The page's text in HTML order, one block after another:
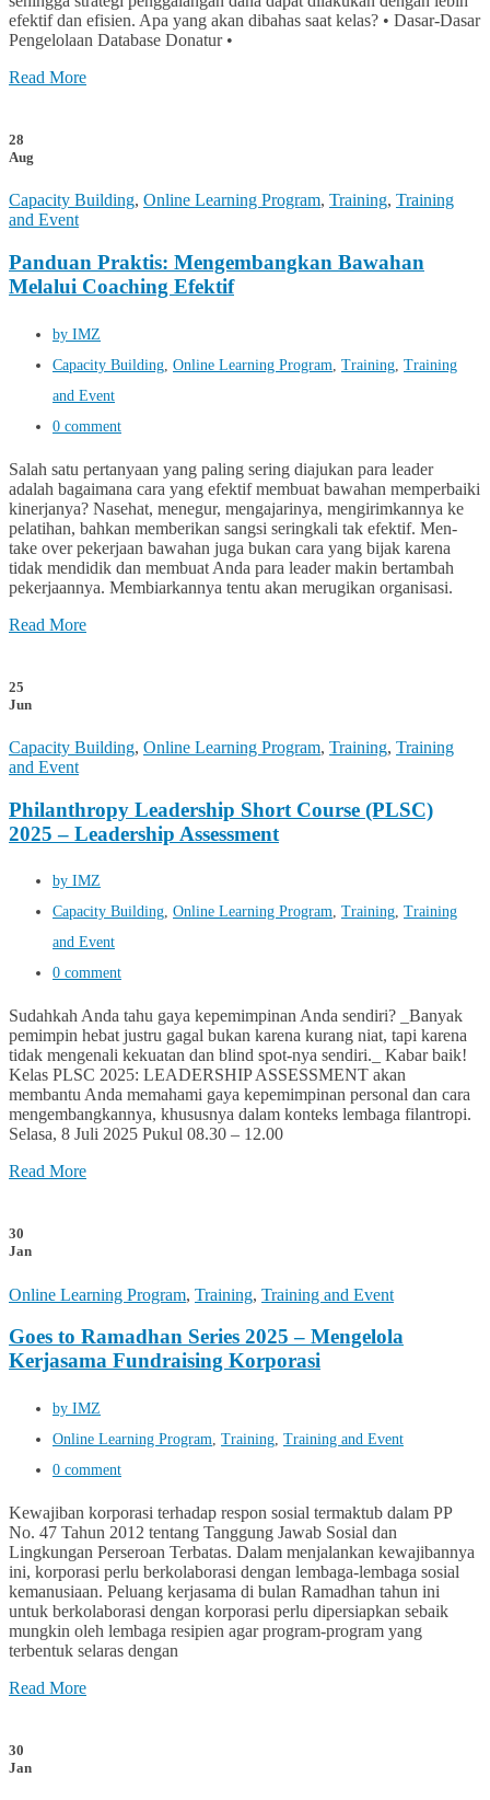
efektif dan efisien. Apa yang akan dibahas saat kelas? • Dasar-Dasar
Pengelolaan Database Donatur •
Read More
28
Aug
Capacity Building, Online Learning Program, Training, Training
and Event
Panduan Praktis: Mengembangkan Bawahan
Melalui Coaching Efektif
by IMZ
Capacity Building Online Learning Program Training Training
and Event
0 comment
Salah satu pertanyaan yang paling sering diajukan para leader
adalah bagaimana cara yang efektif membuat bawahan memperbaiki
kinerjanya? Nasehat, menegur, mengajarinya, mengirimkannya ke
pelatihan, bahkan memberikan sangsi seringkali tak efektif. Men-
take over pekerjaan bawahan juga bukan cara yang bijak karena
tidak mendidik dan membuat Anda para leader makin bertambah
pekerjaannya. Membiarkannya tentu akan merugikan organisasi.
Read More
25
Jun
Capacity Building, Online Learning Program, Training, Training
and Event
Philanthropy Leadership Short Course (PLSC)
2025 – Leadership Assessment
by IMZ
Capacity Building, Online Learning Program, Training, Training
and Event
0 comment
Sudahkah Anda tahu gaya kepemimpinan Anda sendiri? _Banyak
pemimpin hebat justru gagal bukan karena kurang niat, tapi karena
tidak mengenali kekuatan dan blind spot-nya sendiri._ Kabar baik!
Kelas PLSC 2025: LEADERSHIP ASSESSMENT akan
membantu Anda memahami gaya kepemimpinan personal dan cara
mengembangkannya, khususnya dalam konteks lembaga filantropi.
Selasa, 8 Juli 2025 Pukul 08.30 – 12.00
Read More
30
Jan
Online Learning Program, Training, Training and Event
Goes to Ramadhan Series 2025 – Mengelola
Kerjasama Fundraising Korporasi
by IMZ
Online Learning Program, Training, Training and Event
0 comment
Kewajiban korporasi terhadap respon sosial termaktub dalam PP
No. 47 Tahun 2012 tentang Tanggung Jawab Sosial dan
Lingkungan Perseroan Terbatas. Dalam menjalankan kewajibannya
ini, korporasi perlu berkolaborasi dengan lembaga-lembaga sosial
kemanusiaan. Peluang kerjasama di bulan Ramadhan tahun ini
untuk berkolaborasi dengan korporasi perlu dipersiapkan sebaik
mungkin oleh lembaga resipien agar program-program yang
terbentuk selaras dengan
Read More
30
Jan